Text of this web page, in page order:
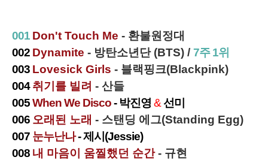
001 Don't Touch Me - 환불원정대
002 Dynamite - 방탄소년단 (BTS) / 7주 1위
003 Lovesick Girls - 블랙핑크(Blackpink)
004취기를 빌려 - 산들
005When We Disco- 박진영 &선미
006 오래된 노래 - 스탠딩 에그(Standing Egg)
007 눈누난나- 제시(Jessie)
008 내 마음이 움찔했던 순간- 규현